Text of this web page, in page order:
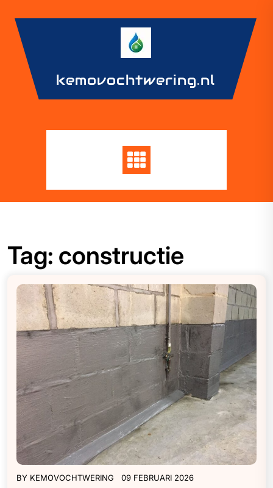
content
kemovochtwering.nl
Tag: constructie
BY KEMOVOCHTWERING 09 FEBRUARI 2026